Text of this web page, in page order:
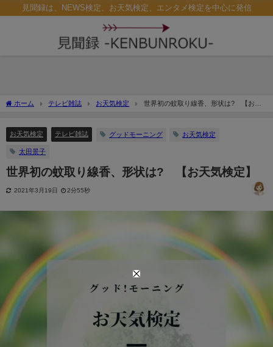
見聞録は、NEWS検定、お天気検定、エンタメ検定を中心に発信
ホーム テレビ雑誌 お天気検定
世界初の蚊取り線香、形状は? 【お天
お天気検定 テレビ雑誌 グッドモーニング お天気検定
太田景子
世界初の蚊取り線香、形状は? 【お天気検定】
2021年3月19日 2分55秒